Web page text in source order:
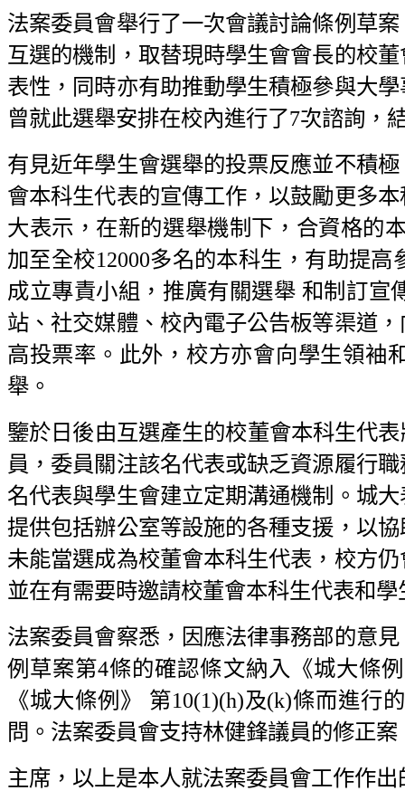
法案委員會舉行了一次會議討論條例草
互選的機制，取替現時學生會會長的校
表性，同時亦有助推動學生積極參與大
曾就此選舉安排在校內進行了7次諮詢，
有見近年學生會選舉的投票反應並不積
會本科生代表的宣傳工作，以鼓勵更多
大表示，在新的選舉機制下，合資格的
加至全校12000多名的本科生，有助提
成立專責小組，推廣有關選舉 和制訂
站、社交媒體、校內電子公告板等渠道
高投票率。此外，校方亦會向學生領袖
舉。
鑒於日後由互選產生的校董會本科生代
員，委員關注該名代表或缺乏資源履行
名代表與學生會建立定期溝通機制。城
提供包括辦公室等設施的各種支援，以
未能當選成為校董會本科生代表，校方
並在有需要時邀請校董會本科生代表和
法案委員會察悉，因應法律事務部的意
例草案第4條的確認條文納入《城大條
《城大條例》 第10(1)(h)及(k)條而進
問。法案委員會支持林健鋒議員的修正
主席，以上是本人就法案委員會工作作